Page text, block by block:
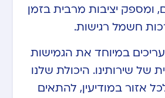
ומספק יציבות מרבית בזמן
חשמל רגישות.
במיוחד את הגמישות
שירותינו. היכולת שלנו
אזור במודיעין, להתאים